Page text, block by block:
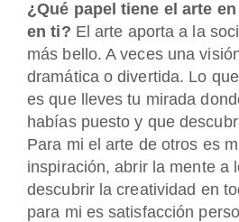
¿Qué papel tiene el arte
en ti? El arte aporta a la
más bello. A veces una
dramática o divertida. Lo
es que lleves tu mirada
habías puesto y que
Para mi el arte de otros es
inspiración, abrir la mente a
descubrir la creatividad en
para mi es satisfacción